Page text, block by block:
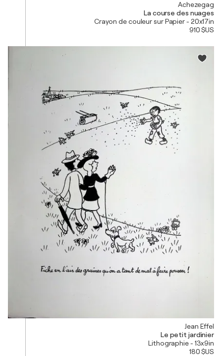
Achezegag
La course des nuages
Crayon de couleur sur Papier - 20x17in
910 $US
Jean Effel
Le petit jardinier
Lithographie - 13x9in
180 $US